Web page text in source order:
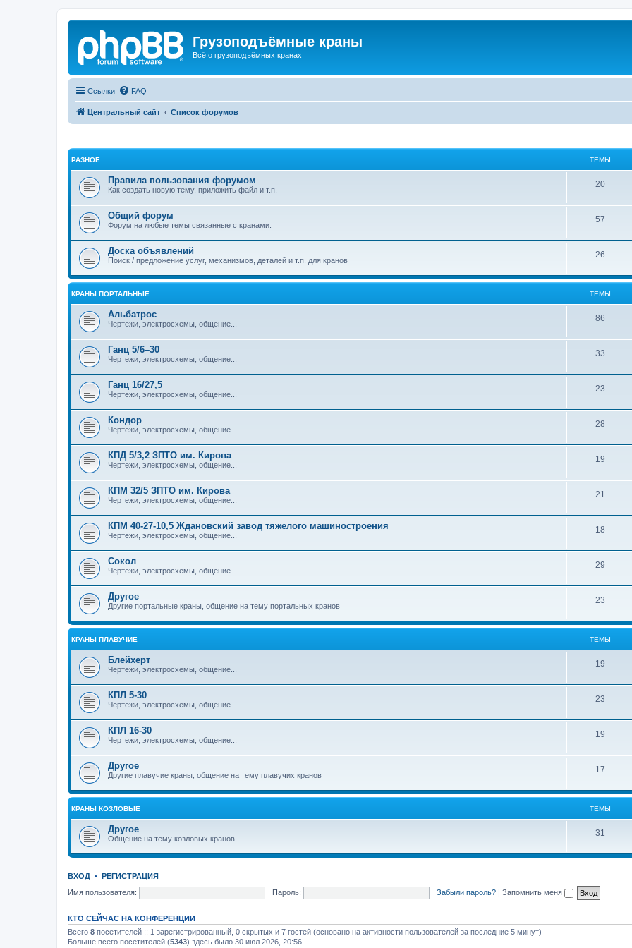
Грузоподъёмные краны
Всё о грузоподъёмных кранах
Ссылки FAQ
Центральный сайт Список форумов
РАЗНОЕ ТЕМЫ
Правила пользования форумом
Как создать новую тему, приложить файл и т.п.
20
Общий форум
Форум на любые темы связанные с кранами.
57
Доска объявлений
Поиск / предложение услуг, механизмов, деталей и т.п. для кранов
26
КРАНЫ ПОРТАЛЬНЫЕ ТЕМЫ
Альбатрос
Чертежи, электросхемы, общение...
86
Ганц 5/6–30
Чертежи, электросхемы, общение...
33
Ганц 16/27,5
Чертежи, электросхемы, общение...
23
Кондор
Чертежи, электросхемы, общение...
28
КПД 5/3,2 ЗПТО им. Кирова
Чертежи, электросхемы, общение...
19
КПМ 32/5 ЗПТО им. Кирова
Чертежи, электросхемы, общение...
21
КПМ 40-27-10,5 Ждановский завод тяжелого машиностроения
Чертежи, электросхемы, общение...
18
Сокол
Чертежи, электросхемы, общение...
29
Другое
Другие портальные краны, общение на тему портальных кранов
23
КРАНЫ ПЛАВУЧИЕ ТЕМЫ
Блейхерт
Чертежи, электросхемы, общение...
19
КПЛ 5-30
Чертежи, электросхемы, общение...
23
КПЛ 16-30
Чертежи, электросхемы, общение...
19
Другое
Другие плавучие краны, общение на тему плавучих кранов
17
КРАНЫ КОЗЛОВЫЕ ТЕМЫ
Другое
Общение на тему козловых кранов
31
ВХОД • РЕГИСТРАЦИЯ
Имя пользователя:
Пароль: Забыли пароль? | Запомнить меня
КТО СЕЙЧАС НА КОНФЕРЕНЦИИ
Всего 8 посетителей :: 1 зарегистрированный, 0 скрытых и 7 гостей (основано на активности пользователей за последние 5 минут)
Больше всего посетителей (5343) здесь было 30 июл 2026, 20:56